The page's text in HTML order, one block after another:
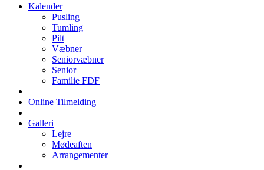
Kalender
Pusling
Tumling
Pilt
Væbner
Seniorvæbner
Senior
Familie FDF
Online Tilmelding
Galleri
Lejre
Mødeaften
Arrangementer